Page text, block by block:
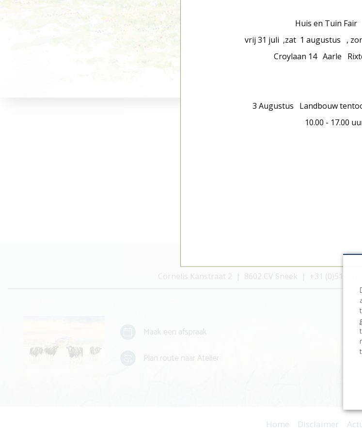
Cornelis Kanstraat 2 8602 CV Sneek +31 (0)515
Maak een afspraak
Plan route naar Atelier
Home Disclaimer
Huis en Tuin Fair
vrij 31 juli ,zat 1 augustus ,
Croylaan 14 Aarle
3 Augustus Landbouw
10.00 - 17.00